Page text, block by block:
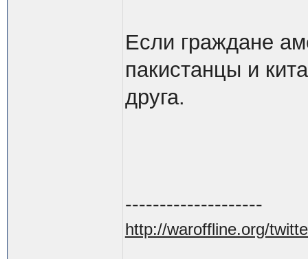
Если граждане
пакистанцы и
друга.
--------------------
http://waroffline.org/